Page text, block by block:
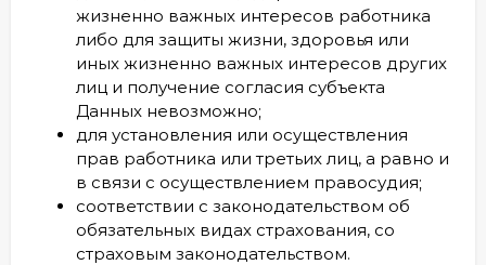
жизненно важных интересов работника
либо для защиты жизни, здоровья или
иных жизненно важных интересов других
лиц и получение согласия субъекта
Данных невозможно;
для установления или осуществления
прав работника или третьих лиц, а равно и
в связи с осуществлением правосудия;
соответствии с законодательством об
обязательных видах страхования, со
страховым законодательством.